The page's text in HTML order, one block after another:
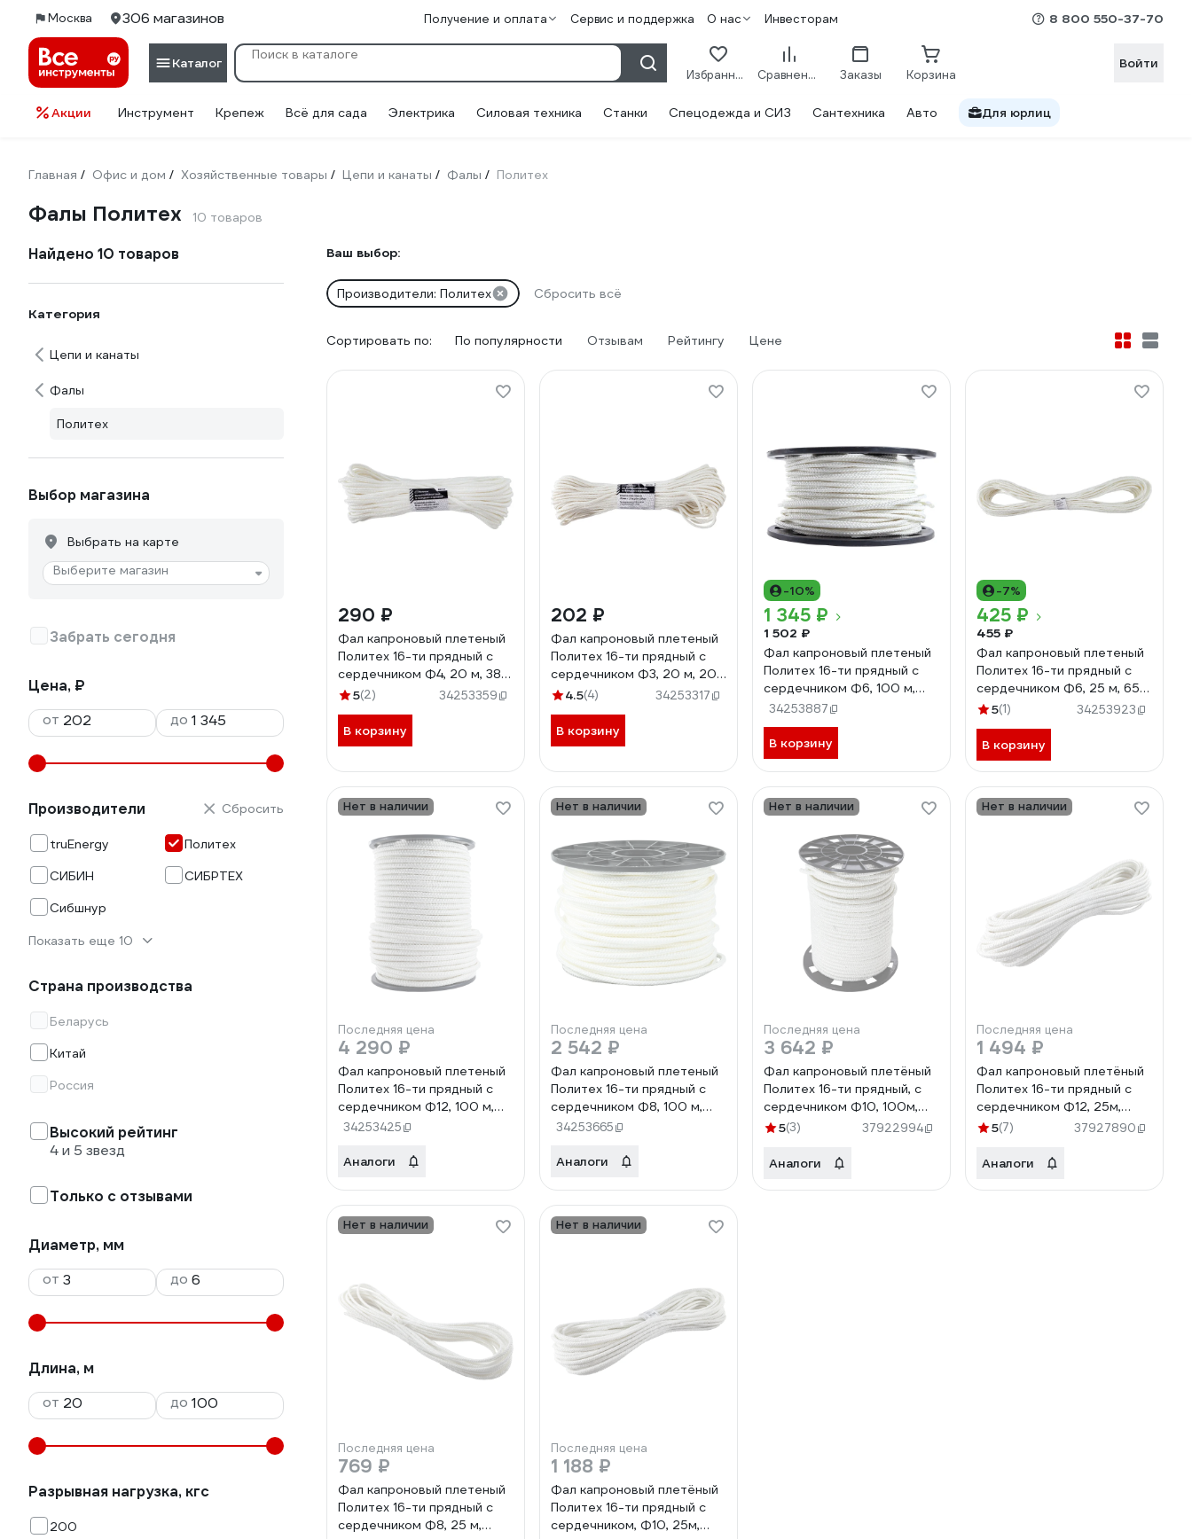
Москва 306 магазинов Получение и оплата Сервис и поддержка О нас Инвесторам 8 800 550-37-70
Каталог
Избранное Сравнение Заказы Корзина
Войти
Акции Инструмент Крепеж Всё для сада Электрика Силовая техника Станки Спецодежда и СИЗ Сантехника Авто Для юрлиц
Главная / Офис и дом / Хозяйственные товары / Цепи и канаты / Фалы / Политех
Фалы Политех 10 товаров
Найдено 10 товаров
Категория
Цепи и канаты
Фалы
Политех
Выбор магазина
Выбрать на карте
Выберите магазин
Забрать сегодня
Цена, ₽
от
до
Производители
truEnergy
Политех
СИБИН
СИБРТЕХ
Сибшнур
Показать еще 10
Сбросить
Страна производства
Беларусь
Китай
Россия
Высокий рейтинг
4 и 5 звезд
Только с отзывами
Диаметр, мм
от
до
Длина, м
от
до
Разрывная нагрузка, кгс
200
Ваш выбор:
Производители: Политех Сбросить всё
Сортировать по: По популярности Отзывам Рейтингу Цене
290 ₽
Фал капроновый плетеный
Политех 16-ти прядный с
сердечником Ф4, 20 м, 380
кгс 8001721
5(2) 34253359
В корзину
202 ₽
Фал капроновый плетеный
Политех 16-ти прядный с
сердечником Ф3, 20 м, 200
кгс 8001711
4.5(4) 34253317
В корзину
-10%
1 345 ₽
1 502 ₽
Фал капроновый плетеный
Политех 16-ти прядный с
сердечником Ф6, 100 м,
650 кгс 8001743
34253887
В корзину
-7%
425 ₽
455 ₽
Фал капроновый плетеный
Политех 16-ти прядный с
сердечником Ф6, 25 м, 650
кгс 8001740
5(1) 34253923
В корзину
Нет в наличии
Последняя цена
4 290 ₽
Фал капроновый плетеный
Политех 16-ти прядный с
сердечником Ф12, 100 м,
2200 кгс 8001773
34253425
Аналоги
Нет в наличии
Последняя цена
2 542 ₽
Фал капроновый плетеный
Политех 16-ти прядный с
сердечником Ф8, 100 м,
1000 кгс 8001753
34253665
Аналоги
Нет в наличии
Последняя цена
3 642 ₽
Фал капроновый плетёный
Политех 16-ти прядный, с
сердечником Ф10, 100м,
1300кгс 8001763
5(3) 37922994
Аналоги
Нет в наличии
Последняя цена
1 494 ₽
Фал капроновый плетёный
Политех 16-ти прядный с
сердечником Ф12, 25м,
2200кгс 8001770
5(7) 37927890
Аналоги
Нет в наличии
Последняя цена
769 ₽
Фал капроновый плетеный
Политех 16-ти прядный с
сердечником Ф8, 25 м,
Нет в наличии
Последняя цена
1 188 ₽
Фал капроновый плетёный
Политех 16-ти прядный с
сердечником, Ф10, 25м,